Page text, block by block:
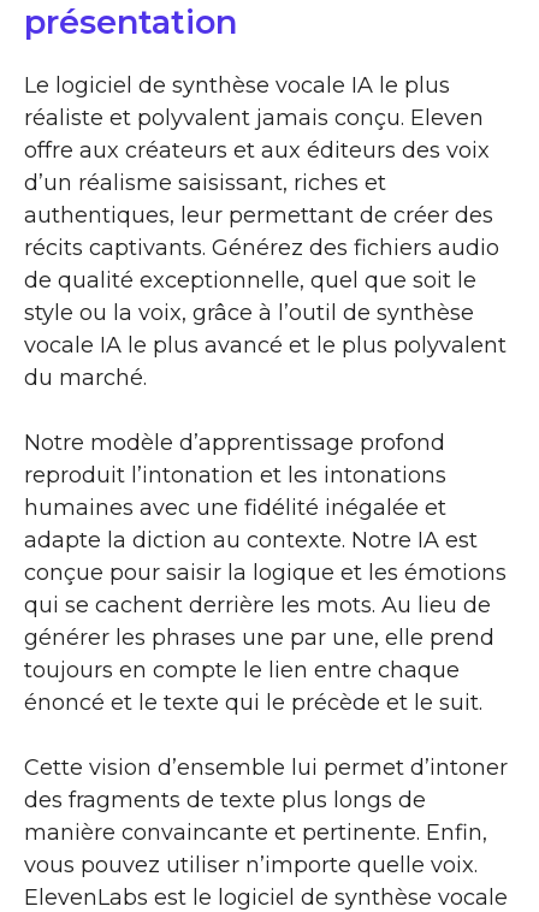
présentation
Le logiciel de synthèse vocale IA le plus
réaliste et polyvalent jamais conçu. Eleven
offre aux créateurs et aux éditeurs des voix
d’un réalisme saisissant, riches et
authentiques, leur permettant de créer des
récits captivants. Générez des fichiers audio
de qualité exceptionnelle, quel que soit le
style ou la voix, grâce à l’outil de synthèse
vocale IA le plus avancé et le plus polyvalent
du marché.
Notre modèle d’apprentissage profond
reproduit l’intonation et les intonations
humaines avec une fidélité inégalée et
adapte la diction au contexte. Notre IA est
conçue pour saisir la logique et les émotions
qui se cachent derrière les mots. Au lieu de
générer les phrases une par une, elle prend
toujours en compte le lien entre chaque
énoncé et le texte qui le précède et le suit.
Cette vision d’ensemble lui permet d’intoner
des fragments de texte plus longs de
manière convaincante et pertinente. Enfin,
vous pouvez utiliser n’importe quelle voix.
ElevenLabs est le logiciel de synthèse vocale